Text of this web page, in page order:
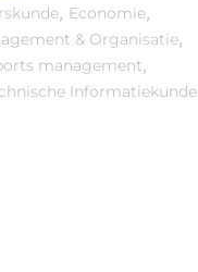
, Economie,
& Organisatie,
management,
Informatiekunde